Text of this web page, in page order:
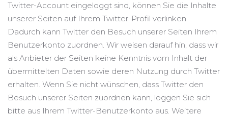
Twitter-Account eingeloggt sind, können Sie die Inhalte
unserer Seiten auf Ihrem Twitter-Profil verlinken.
Dadurch kann Twitter den Besuch unserer Seiten Ihrem
Benutzerkonto zuordnen. Wir weisen darauf hin, dass wir
als Anbieter der Seiten keine Kenntnis vom Inhalt der
übermittelten Daten sowie deren Nutzung durch Twitter
erhalten. Wenn Sie nicht wünschen, dass Twitter den
Besuch unserer Seiten zuordnen kann, loggen Sie sich
bitte aus Ihrem Twitter-Benutzerkonto aus. Weitere